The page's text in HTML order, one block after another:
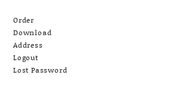
Order
Download
Address
Logout
Lost Password